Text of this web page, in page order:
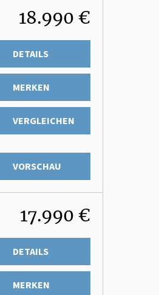
18.990 €
DETAILS
MERKEN
VERGLEICHEN
VORSCHAU
17.990 €
DETAILS
MERKEN